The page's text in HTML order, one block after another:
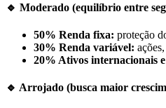
🔹 Moderado (equilíbrio entre
50% Renda fixa: proteção
30% Renda variável:
20% Ativos internacionais
🔹 Arrojado (busca maior